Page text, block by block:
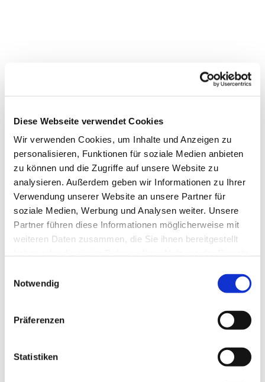
Diese Webseite verwendet Cookies
Wir verwenden Cookies, um Inhalte und Anzeigen zu
personalisieren, Funktionen für soziale Medien anbieten
zu können und die Zugriffe auf unsere Website zu
analysieren. Außerdem geben wir Informationen zu Ihrer
Verwendung unserer Website an unsere Partner für
soziale Medien, Werbung und Analysen weiter. Unsere
Partner führen diese Informationen möglicherweise mit
weiteren Daten zusammen, die Sie ihnen bereitgestellt
Notwendig
Präferenzen
Statistiken
Dies könnte Sie auch
interessieren